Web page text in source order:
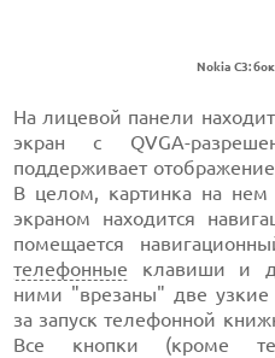
Nokia C3:
На лицевой панели
экран с QVGA-
поддерживает
В целом, картинка на нем
экраном находится
помещается
телефонные клавиши и
ними "врезаны" две узкие
за запуск телефонной
Все кнопки (кроме